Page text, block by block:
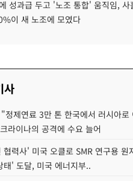
성과급 두고 '노조 통합' 움직임, 사
이 새 노조에 모였다
사
정제연료 3만 톤 한국에서 러시아로
라이나의 공격에 수요 늘어
협력사' 미국 오클로 SMR 연구용 원
태' 도달, 미국 에너지부..